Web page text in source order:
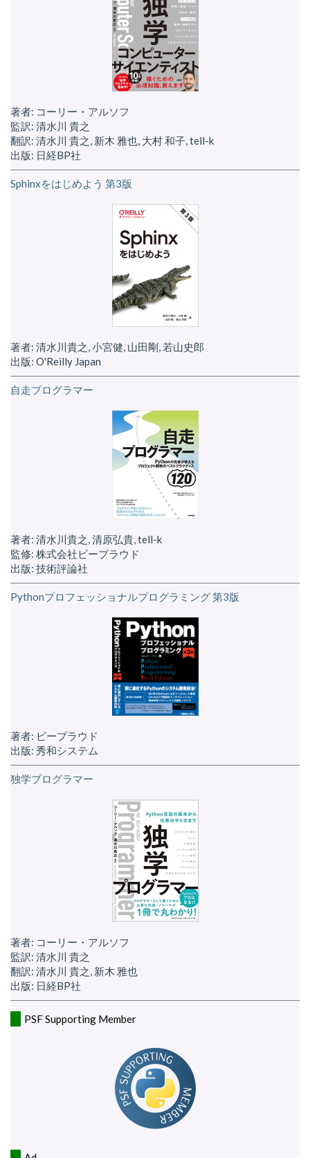
著者: コーリー・アルソフ
監訳: 清水川 貴之
翻訳: 清水川 貴之, 新木 雅也, 大村 和子, tell-k
出版: 日経BP社
Sphinxをはじめよう 第3版
著者: 清水川貴之, 小宮健, 山田剛, 若山史郎
出版: O'Reilly Japan
自走プログラマー
著者: 清水川貴之, 清原弘貴, tell-k
監修: 株式会社ビープラウド
出版: 技術評論社
Pythonプロフェッショナルプログラミング 第3版
著者: ビープラウド
出版: 秀和システム
独学プログラマー
著者: コーリー・アルソフ
監訳: 清水川 貴之
翻訳: 清水川 貴之, 新木 雅也
出版: 日経BP社
PSF Supporting Member